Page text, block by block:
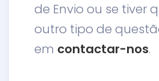
de Envio ou se tiver
outro tipo de
em contactar-nos.